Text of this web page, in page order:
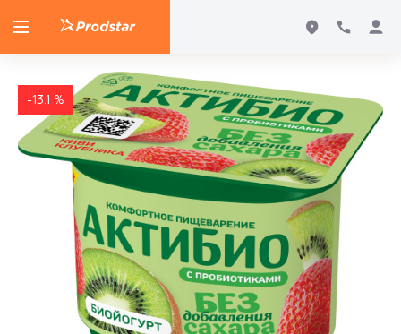
-13.1 %